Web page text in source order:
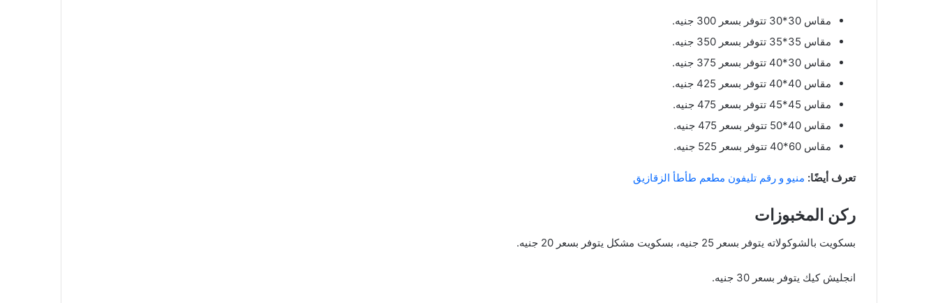
مقاس 30*30 تتوفر بسعر 300 جنيه.
مقاس 35*35 تتوفر بسعر 350 جنيه.
مقاس 30*40 تتوفر بسعر 375 جنيه.
مقاس 40*40 تتوفر بسعر 425 جنيه.
مقاس 45*45 تتوفر بسعر 475 جنيه.
مقاس 40*50 تتوفر بسعر 475 جنيه.
مقاس 60*40 تتوفر بسعر 525 جنيه.
تعرف أيضًا: منيو و رقم تليفون مطعم طأطأ الزقازيق
ركن المخبوزات
بسكويت بالشوكولاته يتوفر بسعر 25 جنيه، بسكويت مشكل يتوفر بسعر 20 جنيه.
انجليش كيك يتوفر بسعر 30 جنيه.